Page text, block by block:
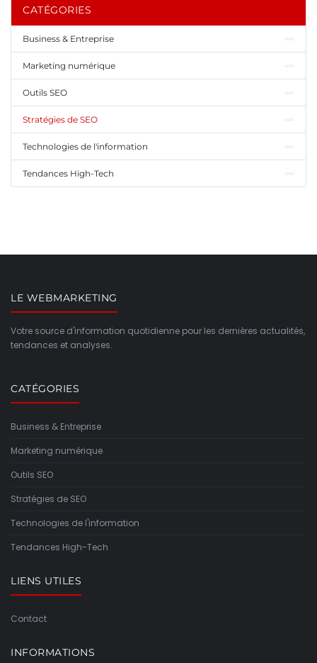
CATÉGORIES
Business & Entreprise
Marketing numérique
Outils SEO
Stratégies de SEO
Technologies de l'information
Tendances High-Tech
LE WEBMARKETING
Votre source d'information quotidienne pour les dernières actualités,
tendances et analyses.
CATÉGORIES
Business & Entreprise
Marketing numérique
Outils SEO
Stratégies de SEO
Technologies de l'information
Tendances High-Tech
LIENS UTILES
Contact
INFORMATIONS